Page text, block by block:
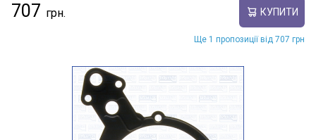
707 КУПИТИ
Ще 1 пропозиції від 707 грн